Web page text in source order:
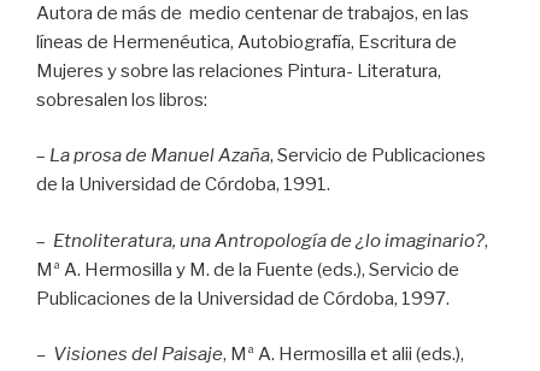
Autora de más de medio centenar de trabajos, en las
líneas de Hermenéutica, Autobiografía, Escritura de
Mujeres y sobre las relaciones Pintura- Literatura,
sobresalen los libros:
– La prosa de Manuel Azaña, Servicio de Publicaciones
de la Universidad de Córdoba, 1991.
– Etnoliteratura, una Antropología de ¿lo imaginario?,
Mª A. Hermosilla y M. de la Fuente (eds.), Servicio de
Publicaciones de la Universidad de Córdoba, 1997.
– Visiones del Paisaje, Mª A. Hermosilla et alii (eds.),